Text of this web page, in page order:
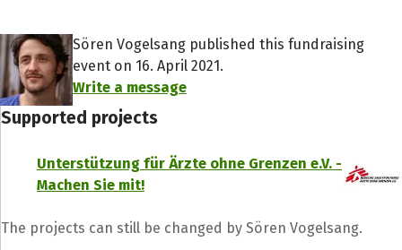
Sören Vogelsang published this fundraising
event on 16. April 2021.
Write a message
Supported projects
Unterstützung für Ärzte ohne Grenzen e.V. -
Machen Sie mit!
The projects can still be changed by Sören Vogelsang.